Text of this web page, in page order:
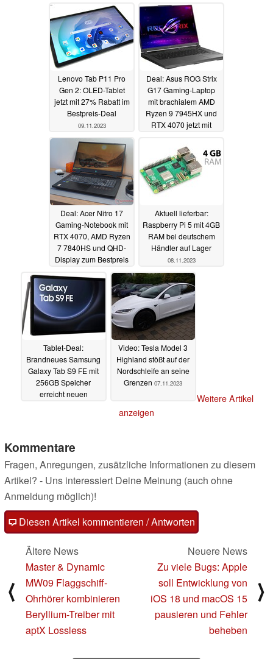
Lenovo Tab P11 Pro
Gen 2: OLED-Tablet
jetzt mit 27% Rabatt im
Bestpreis-Deal
09.11.2023
Deal: Asus ROG Strix
G17 Gaming-Laptop
mit brachialem AMD
Ryzen 9 7945HX und
RTX 4070 jetzt mit
09.11.2023
Deal: Acer Nitro 17
Gaming-Notebook mit
RTX 4070, AMD Ryzen
7 7840HS und QHD-
Display zum Bestpreis
Aktuell lieferbar:
Raspberry Pi 5 mit 4GB
RAM bei deutschem
Händler auf Lager
08.11.2023
Tablet-Deal:
Brandneues Samsung
Galaxy Tab S9 FE mit
256GB Speicher
erreicht neuen
Video: Tesla Model 3
Highland stößt auf der
Nordschleife an seine
Grenzen 07.11.2023
Weitere Artikel
anzeigen
Kommentare
Fragen, Anregungen, zusätzliche Informationen zu diesem
Artikel? - Uns interessiert Deine Meinung (auch ohne
Anmeldung möglich)!
Diesen Artikel kommentieren / Antworten
⟨
Ältere News
Master & Dynamic
MW09 Flaggschiff-
Ohrhörer kombinieren
Beryllium-Treiber mit
aptX Lossless
Neuere News
Zu viele Bugs: Apple
soll Entwicklung von
iOS 18 und macOS 15
pausieren und Fehler
beheben
⟩